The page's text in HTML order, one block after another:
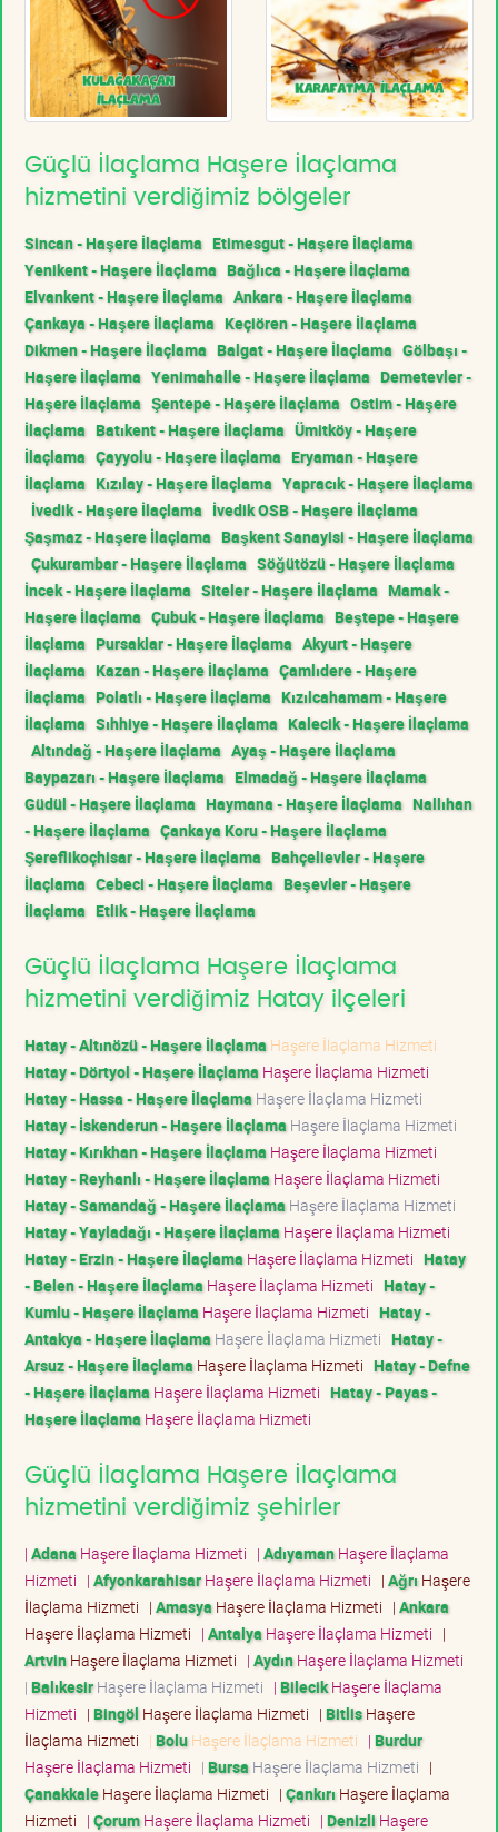
Güçlü İlaçlama Haşere İlaçlama
hizmetini verdiğimiz bölgeler
Sincan - Haşere İlaçlama Etimesgut - Haşere İlaçlama
Yenikent - Haşere İlaçlama Bağlıca - Haşere İlaçlama
Elvankent - Haşere İlaçlama Ankara - Haşere İlaçlama
Çankaya - Haşere İlaçlama Keçiören - Haşere İlaçlama
Dikmen - Haşere İlaçlama Balgat - Haşere İlaçlama Gölbaşı -
Haşere İlaçlama Yenimahalle - Haşere İlaçlama Demetevler -
Haşere İlaçlama Şentepe - Haşere İlaçlama Ostim - Haşere
İlaçlama Batıkent - Haşere İlaçlama Ümitköy - Haşere
İlaçlama Çayyolu - Haşere İlaçlama Eryaman - Haşere
İlaçlama Kızılay - Haşere İlaçlama Yapracık - Haşere İlaçlama
İvedik - Haşere İlaçlama İvedik OSB - Haşere İlaçlama
Şaşmaz - Haşere İlaçlama Başkent Sanayisi - Haşere İlaçlama
Çukurambar - Haşere İlaçlama Söğütözü - Haşere İlaçlama
İncek - Haşere İlaçlama Siteler - Haşere İlaçlama Mamak -
Haşere İlaçlama Çubuk - Haşere İlaçlama Beştepe - Haşere
İlaçlama Pursaklar - Haşere İlaçlama Akyurt - Haşere
İlaçlama Kazan - Haşere İlaçlama Çamlıdere - Haşere
İlaçlama Polatlı - Haşere İlaçlama Kızılcahamam - Haşere
İlaçlama Sıhhiye - Haşere İlaçlama Kalecik - Haşere İlaçlama
Altındağ - Haşere İlaçlama Ayaş - Haşere İlaçlama
Baypazarı - Haşere İlaçlama Elmadağ - Haşere İlaçlama
Güdül - Haşere İlaçlama Haymana - Haşere İlaçlama Nallıhan
- Haşere İlaçlama Çankaya Koru - Haşere İlaçlama
Şereflikoçhisar - Haşere İlaçlama Bahçelievler - Haşere
İlaçlama Cebeci - Haşere İlaçlama Beşevler - Haşere
İlaçlama Etlik - Haşere İlaçlama
Güçlü İlaçlama Haşere İlaçlama
hizmetini verdiğimiz Hatay ilçeleri
Hatay - Altınözü - Haşere İlaçlama Haşere İlaçlama Hizmeti
Hatay - Dörtyol - Haşere İlaçlama Haşere İlaçlama Hizmeti
Hatay - Hassa - Haşere İlaçlama Haşere İlaçlama Hizmeti
Hatay - İskenderun - Haşere İlaçlama Haşere İlaçlama Hizmeti
Hatay - Kırıkhan - Haşere İlaçlama Haşere İlaçlama Hizmeti
Hatay - Reyhanlı - Haşere İlaçlama Haşere İlaçlama Hizmeti
Hatay - Samandağ - Haşere İlaçlama Haşere İlaçlama Hizmeti
Hatay - Yayladağı - Haşere İlaçlama Haşere İlaçlama Hizmeti
Hatay - Erzin - Haşere İlaçlama Haşere İlaçlama Hizmeti Hatay
- Belen - Haşere İlaçlama Haşere İlaçlama Hizmeti Hatay -
Kumlu - Haşere İlaçlama Haşere İlaçlama Hizmeti Hatay -
Antakya - Haşere İlaçlama Haşere İlaçlama Hizmeti Hatay -
Arsuz - Haşere İlaçlama Haşere İlaçlama Hizmeti Hatay - Defne
- Haşere İlaçlama Haşere İlaçlama Hizmeti Hatay - Payas -
Haşere İlaçlama Haşere İlaçlama Hizmeti
Güçlü İlaçlama Haşere İlaçlama
hizmetini verdiğimiz şehirler
| Adana Haşere İlaçlama Hizmeti | AdıyamanHaşere İlaçlama
Hizmeti | AfyonkarahisarHaşere İlaçlama Hizmeti | Ağrı Haşere
İlaçlama Hizmeti | Amasya Haşere İlaçlama Hizmeti | Ankara
Haşere İlaçlama Hizmeti | Antalya Haşere İlaçlama Hizmeti |
ArtvinHaşere İlaçlama Hizmeti | AydınHaşere İlaçlama Hizmeti
| BalıkesirHaşere İlaçlama Hizmeti | BilecikHaşere İlaçlama
Hizmeti | Bingöl Haşere İlaçlama Hizmeti | BitlisHaşere
İlaçlama Hizmeti | BoluHaşere İlaçlama Hizmeti | Burdur
Haşere İlaçlama Hizmeti | Bursa Haşere İlaçlama Hizmeti |
ÇanakkaleHaşere İlaçlama Hizmeti | Çankırı Haşere İlaçlama
Hizmeti | ÇorumHaşere İlaçlama Hizmeti | Denizli Haşere